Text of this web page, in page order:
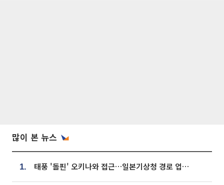
많이 본 뉴스
1. 태풍 '돌핀' 오키나와 접근…일본기상청 경로 업데이트